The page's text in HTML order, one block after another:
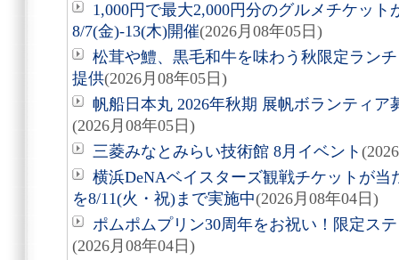
1,000円で最大2,000円分のグルメチケッ
8/7(金)-13(木)開催(2026月08年05日)
松茸や鱧、黒毛和牛を味わう秋限定ラン
提供(2026月08年05日)
帆船日本丸 2026年秋期 展帆ボランティア
(2026月08年05日)
三菱みなとみらい技術館 8月イベント
横浜DeNAベイスターズ観戦チケットが
を8/11(火・祝)まで実施中(2026月08年04日)
ポムポムプリン30周年をお祝い！限定ス
(2026月08年04日)